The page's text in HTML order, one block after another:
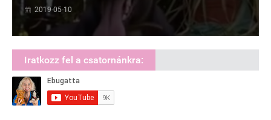
2019-05-10
Iratkozz fel a csatornánkra: